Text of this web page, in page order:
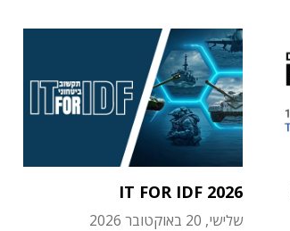
IT FOR IDF 2026
שלישי, 20 באוקטובר 2026